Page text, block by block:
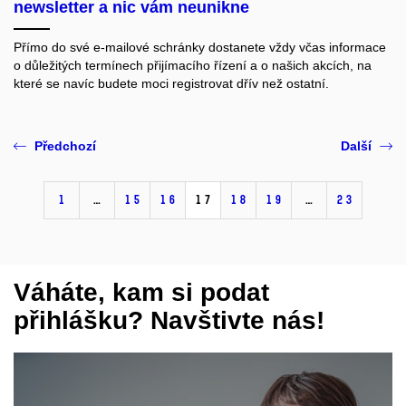
newsletter a nic vám neunikne
Přímo do své e-mailové schránky dostanete vždy včas informace
o důležitých termínech přijímacího řízení a o našich akcích, na
které se navíc budete moci registrovat dřív než ostatní.
Předchozí
1 … 15 16 17 18 19 … 23
Další
Váháte, kam si podat
přihlášku? Navštivte nás!